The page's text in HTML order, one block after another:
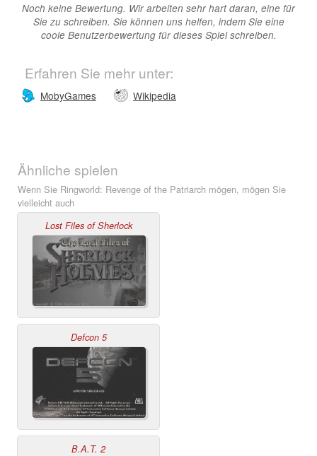
Noch keine Bewertung. Wir arbeiten sehr hart daran, eine für
Sie zu schreiben. Sie können uns helfen, indem Sie eine
coole Benutzerbewertung für dieses Spiel schreiben.
Erfahren Sie mehr unter:
MobyGames Wikipedia
Ähnliche spielen
Wenn Sie Ringworld: Revenge of the Patriarch mögen, mögen Sie
vielleicht auch
Lost Files of Sherlock
Defcon 5
B.A.T. 2